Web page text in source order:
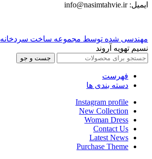
ایمیل: info@nasimtahvie.ir
مهندسی شده توسط مجموعه ساخت سردخانه
نسیم تهویه آروند
جست و جو
فهرست
دسته بندی ها
Instagram profile
New Collection
Woman Dress
Contact Us
Latest News
Purchase Theme